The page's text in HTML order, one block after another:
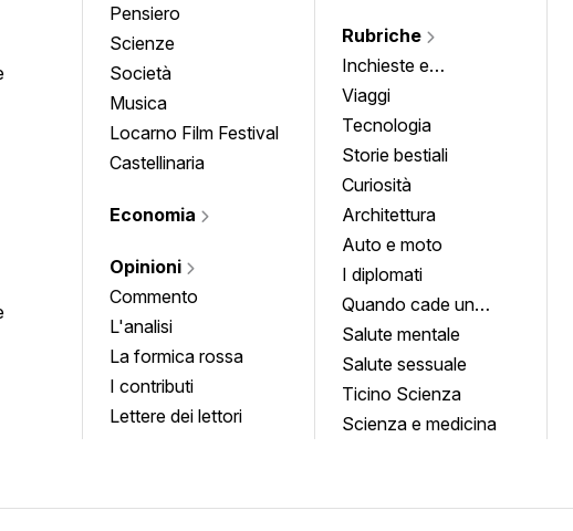
Pensiero
Scienze
Società
Musica
Locarno Film Festival
Castellinaria
Economia
Opinioni
Commento
L'analisi
La formica rossa
I contributi
Lettere dei lettori
Rubriche
Inchieste e
approfondimenti
Viaggi
Tecnologia
Storie bestiali
Curiosità
Architettura
Auto e moto
I diplomati
Quando cade un
quadro
Salute mentale
Salute sessuale
Ticino Scienza
Scienza e medicina